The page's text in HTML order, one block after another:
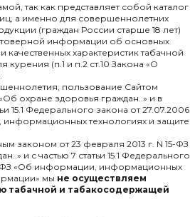
гр.
так как представляет собой каталог
а именно для совершеннолетних
(граждан России старше 18 лет)
информации об основных
качественных характеристик табачной
курения (п.1 и п.2 ст.10 Закона «О
пользование Сайтом
охране здоровья граждан..» и в
15.1 Федерального закона от 27.07.2006
технологиях и защите
законом от 23 февраля 2013 г. N 15-ФЗ
и с частью 7 статьи 15.1 Федерального
ФЗ «Об информации, информационных
мы не осуществляем
табачной и табакосодержащей